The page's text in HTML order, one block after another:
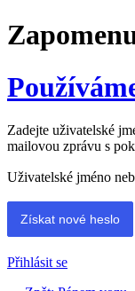
Zadejte uživatelské
mailovou zprávu s
Uživatelské jméno
Přihlásit se